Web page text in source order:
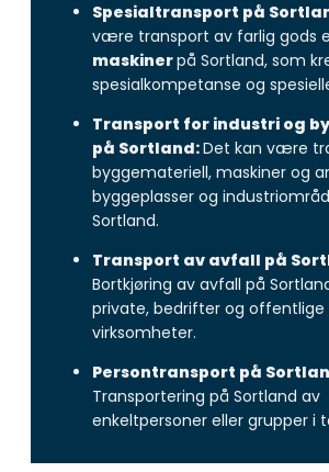
Spesialtransport på
være transport av farlig gods
maskinerpå Sortland, som
spesialkompetanse og
Transport for industri og
på Sortland:Det kan være
byggemateriell, maskiner og
byggeplasser og
Sortland.
Transport av avfall på
Bortkjøring av avfall på
private, bedrifter og offentlige
virksomheter.
Persontransport på
Transportering på Sortland av
enkeltpersoner eller grupper i